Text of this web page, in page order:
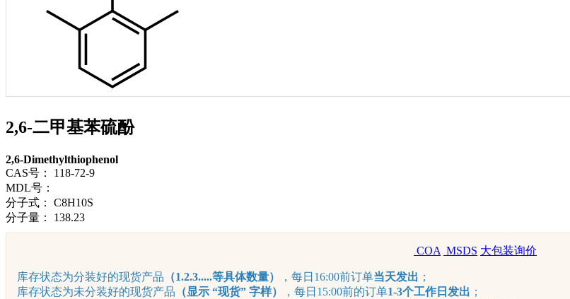
2,6-二甲基苯硫酚
2,6-Dimethylthiophenol
CAS号：
118-72-9
MDL号：
分子式：
C8H10S
分子量：
138.23
COA MSDS 大包装询价
库存状态为分装好的现货产品 （1.2.3.....等具体数量） ，每日16:00前订单当天发出 ；
库存状态为未分装好的现货产品 （显示 “现货” 字样） ，每日15:00前的订单1-3个工作日发出 ；